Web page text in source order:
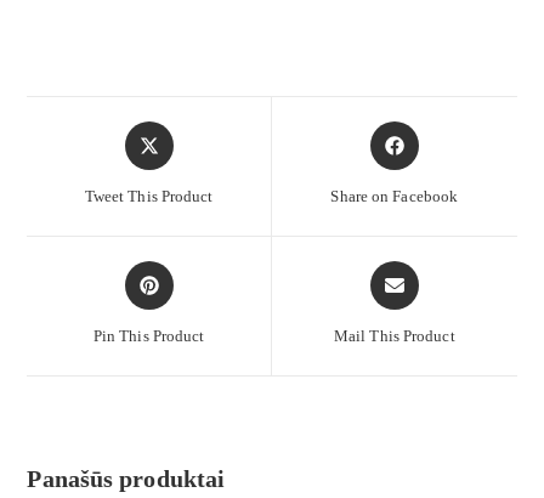
Tweet This Product Share on Facebook
Pin This Product Mail This Product
Panašūs produktai